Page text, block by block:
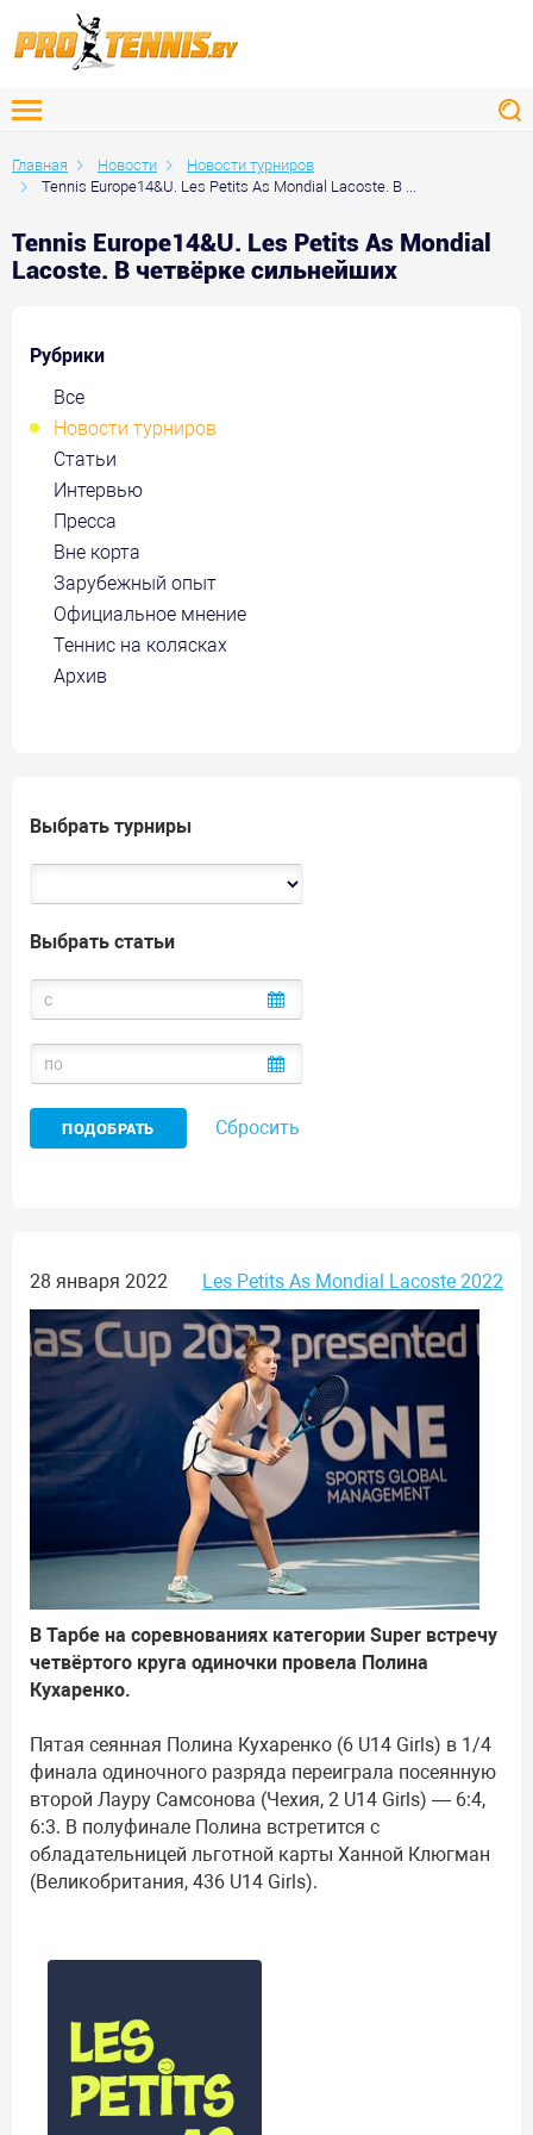
Главная Новости
Новости турниров
Tennis Europe14&U. Les Petits As Mondial Lacoste. В ...
Tennis Europe14&U. Les Petits As Mondial
Lacoste. В четвёрке сильнейших
Рубрики
Все
Новости турниров
Статьи
Интервью
Пресса
Вне корта
Зарубежный опыт
Официальное мнение
Теннис на колясках
Архив
Выбрать турниры
Выбрать статьи
Сбросить
28 января 2022 Les Petits As Mondial Lacoste 2022
В Тарбе на соревнованиях категории Super встречу
четвёртого круга одиночки провела Полина
Кухаренко.
Пятая сеянная Полина Кухаренко (6 U14 Girls) в 1/4
финала одиночного разряда переиграла посеянную
второй Лауру Самсонова (Чехия, 2 U14 Girls) — 6:4,
6:3. В полуфинале Полина встретится с
обладательницей льготной карты Ханной Клюгман
(Великобритания, 436 U14 Girls).